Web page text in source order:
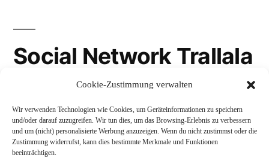
Cookie-Zustimmung verwalten
Wir verwenden Technologien wie Cookies, um Geräteinformationen zu speichern
und/oder darauf zuzugreifen. Wir tun dies, um das Browsing-Erlebnis zu verbessern
und um (nicht) personalisierte Werbung anzuzeigen. Wenn du nicht zustimmst oder die
Zustimmung widerrufst, kann dies bestimmte Merkmale und Funktionen
beeinträchtigen.
Social Network Trallala
LinkedIn
Mastodon